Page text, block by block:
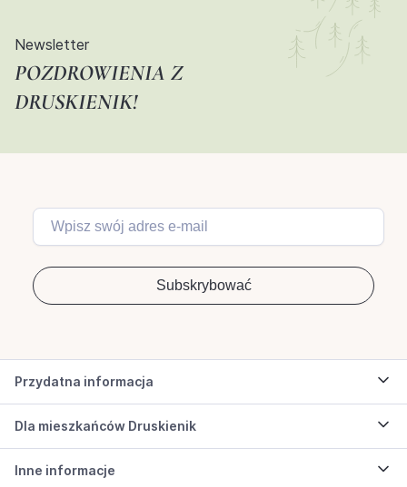
Newsletter
POZDROWIENIA Z
DRUSKIENIK!
Przydatna informacja
Dla mieszkańców Druskienik
Inne informacje